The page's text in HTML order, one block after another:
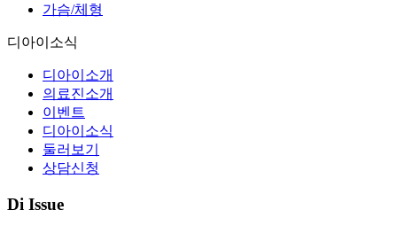
가슴/체형
디아이소식
디아이소개
의료진소개
이벤트
디아이소식
둘러보기
상담신청
Di Issue